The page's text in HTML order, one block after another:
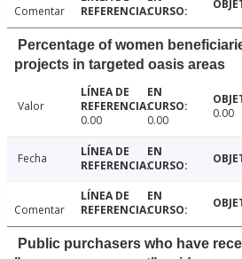
Comentar
Percentage of women
projects in targeted oasis areas
Valor
0.00
0.00 0.00
Fecha
Comentar
Public purchasers who have